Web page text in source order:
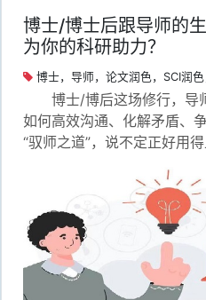
博士/博士后跟导师的
为你的科研助力？
博士，导师，论文润色，SCI润
博士/博后这场修行，导
如何高效沟通、化解矛盾、
“驭师之道”，说不定正好用